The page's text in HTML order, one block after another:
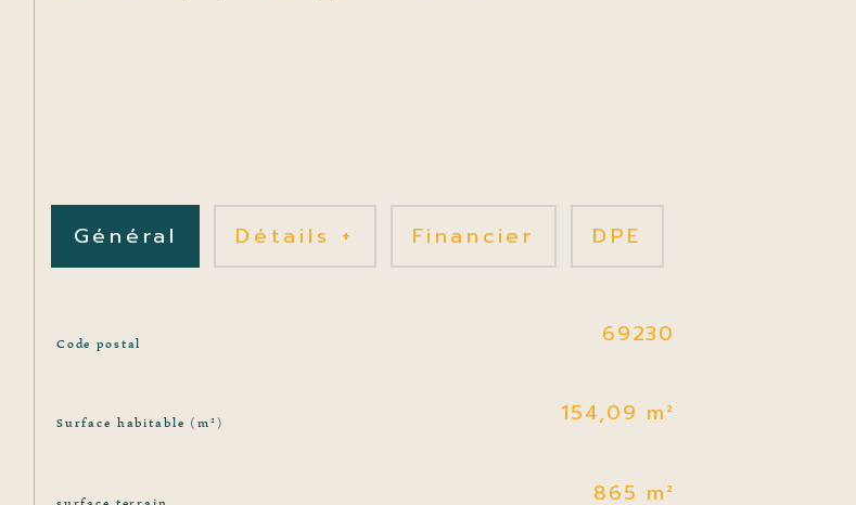
Général Détails + Financier DPE
Code postal 69230
Surface habitable (m²) 154,09 m²
865 m²